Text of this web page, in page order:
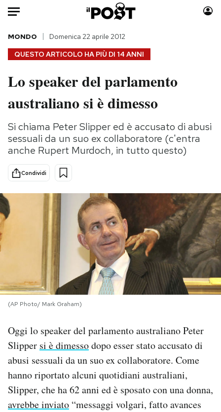
Auto
HOME
Italia
Politica
Tecnologia
Internet
Scienza
Cultura
Economia
Sport
Moda
Consumismi
Storie/Idee
Ok Boomer!
Media
Mondiali calcio 2026
NEWSLETTER
I MIEI PREFERITI
SHOP
CALENDARIO
AREA PERSONALE
QUESTO ARTICOLO HA PIÙ DI 14 ANNI
MONDO Domenica 22 aprile 2012
Lo speaker del parlamento
australiano si è dimesso
Si chiama Peter Slipper ed è accusato di abusi
sessuali da un suo ex collaboratore (c'entra
anche Rupert Murdoch, in tutto questo)
Condividi
(AP Photo/ Mark Graham)
Oggi lo speaker del parlamento australiano Peter
Slipper si è dimessodopo esser stato accusato di
abusi sessuali da un suo ex collaboratore. Come
hanno riportato alcuni quotidiani australiani,
Slipper, che ha 62 anni ed è sposato con una donna,
avrebbe inviato “messaggi volgari, fatto avances